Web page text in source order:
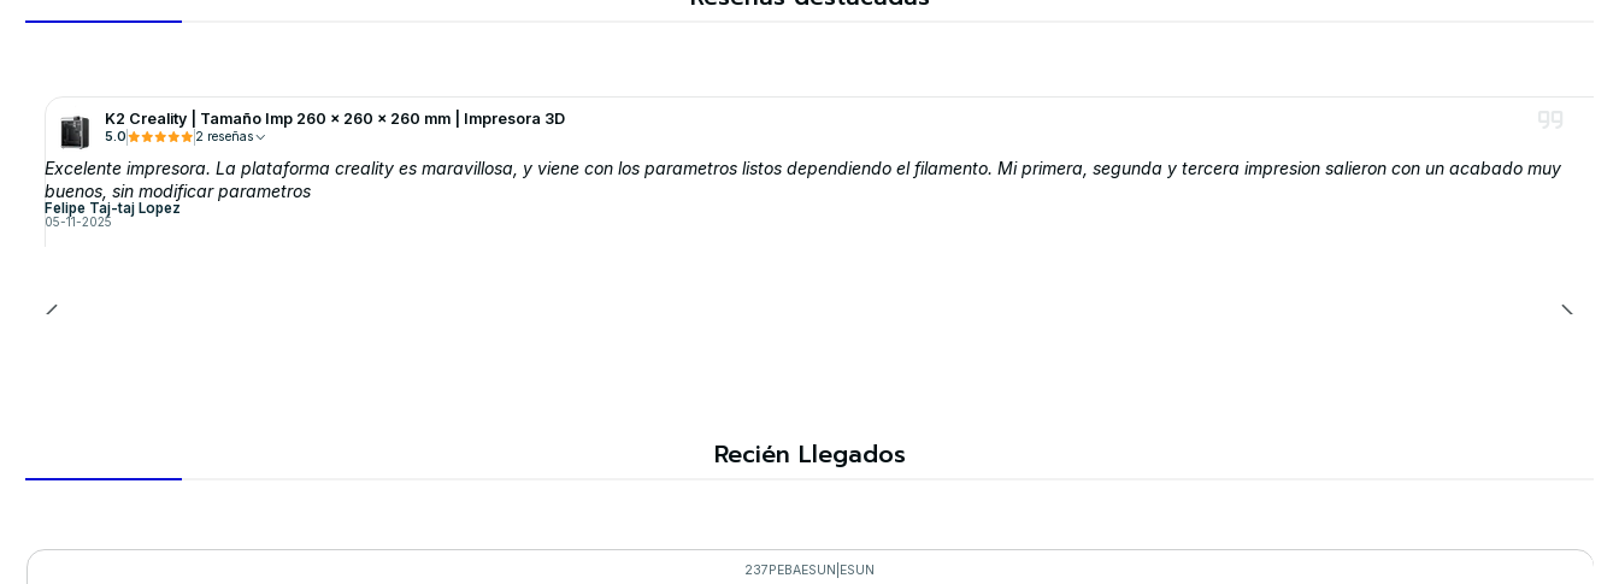
K2 Creality | Tamaño Imp 260 x 260 x 260 mm | Impresora 3D
5.0 2 reseñas
Excelente impresora. La plataforma creality es maravillosa, y viene con los parametros listos dependiendo el filamento. Mi primera, segunda y tercera impresion salieron con un acabado muy
buenos, sin modificar parametros
Felipe Taj-taj Lopez
05-11-2025
Recién Llegados
237PEBAESUN ESUN